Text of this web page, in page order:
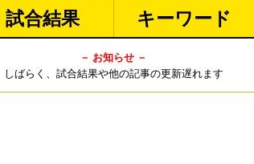
試合結果 キーワード
－ お知らせ －
しばらく、試合結果や他の記事の更新遅れます